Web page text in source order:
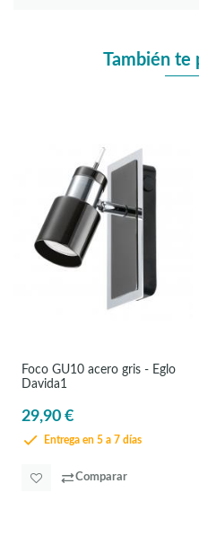
También te
Foco GU10 acero gris - Eglo
Davida1
29,90 €
Entrega en 5 a 7 días
Comparar